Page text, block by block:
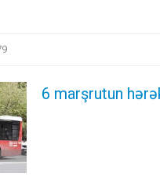
6 marşrutun